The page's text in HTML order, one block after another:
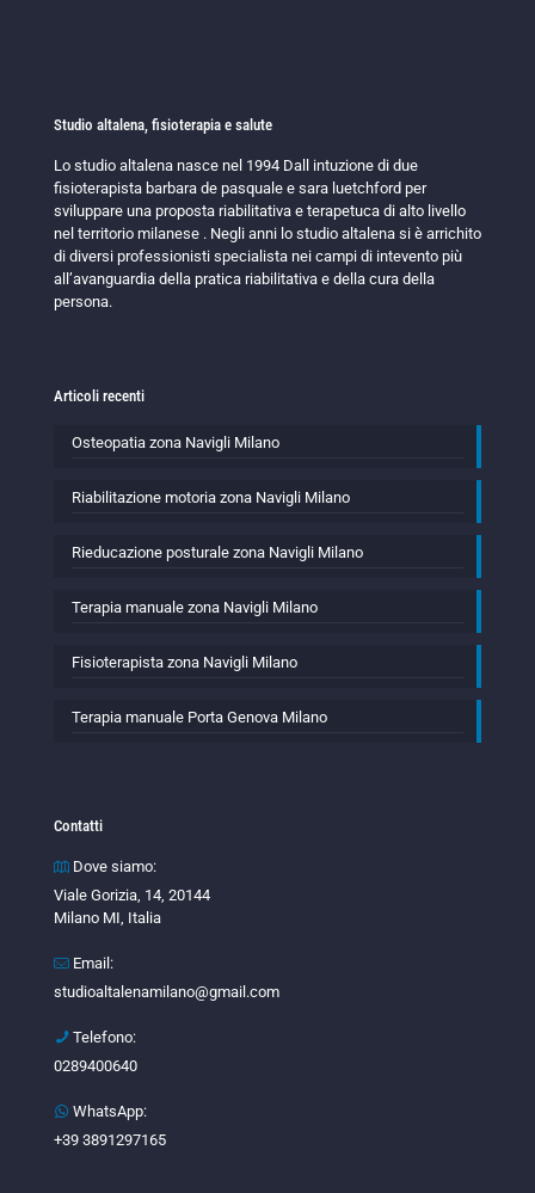
Studio altalena, fisioterapia e salute
Lo studio altalena nasce nel 1994 Dall intuzione di due
fisioterapista barbara de pasquale e sara luetchford per
sviluppare una proposta riabilitativa e terapetuca di alto livello
nel territorio milanese . Negli anni lo studio altalena si è arrichito
di diversi professionisti specialista nei campi di intevento più
all’avanguardia della pratica riabilitativa e della cura della
persona.
Articoli recenti
Osteopatia zona Navigli Milano
Riabilitazione motoria zona Navigli Milano
Rieducazione posturale zona Navigli Milano
Terapia manuale zona Navigli Milano
Fisioterapista zona Navigli Milano
Terapia manuale Porta Genova Milano
Contatti
Dove siamo:
Viale Gorizia, 14, 20144
Milano MI, Italia
Email:
studioaltalenamilano@gmail.com
Telefono:
0289400640
WhatsApp:
+39 3891297165